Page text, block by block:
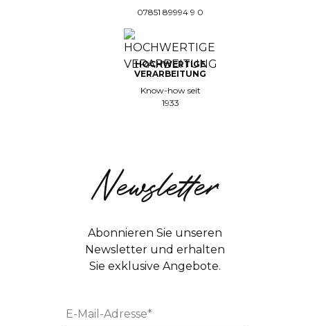
07851 89994 9 0
HOCHWERTIGE
VERARBEITUNG
Know-how seit
1933
Newsletter
Abonnieren Sie unseren
Newsletter und erhalten
Sie exklusive Angebote.